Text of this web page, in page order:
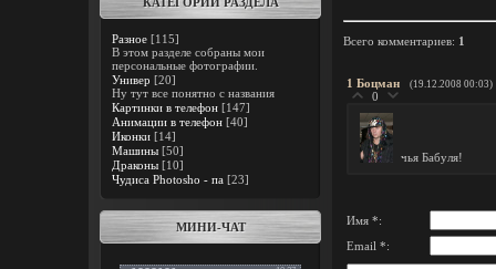
Разное [115]
В этом разделе собраны мои
персональные фотографии.
Универ [20]
Ну тут все понятно с названия
Картинки в телефон [147]
Анимации в телефон [40]
Иконки [14]
Машины [50]
Драконы [10]
Чудиса Photosho - па [23]
МИНИ-ЧАТ
Всего комментариев: 1
1 Боцман (19.12.2008 00:03)
0
чья Бабуля!
Имя *:
Email *: